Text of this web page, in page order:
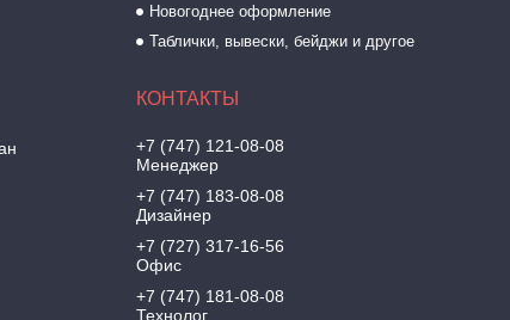
Новогоднее оформление
Таблички, вывески, бейджи и другое
+7 (747) 121-08-08
Менеджер
+7 (747) 183-08-08
Дизайнер
+7 (727) 317-16-56
Офис
+7 (747) 181-08-08
Технолог